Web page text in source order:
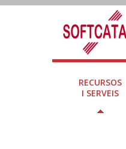
RECURSOS
I SERVEIS